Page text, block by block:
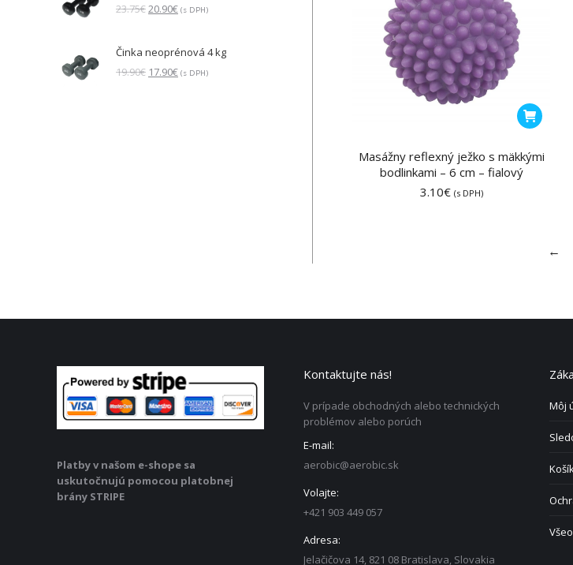
Masážny reflexný ježko s mäkkými
bodlinkami – 6 cm – fialový
3.10€ (s DPH)
←
23.75€ Pôvodná
23.75€.
20.90€Aktuálna
20.90€.
(s DPH)
Činka neoprénová 4 kg
19.90€ Pôvodná
17.90€Aktuálna
(s DPH)
Platby v našom e-shope sa
uskutočnujú pomocou platobnej
brány STRIPE
Kontaktujte nás!
V prípade obchodných alebo technických
problémov alebo porúch
E-mail:
aerobic@aerobic.sk
Volajte:
+421 903 449 057
Adresa:
Jelačičova 14, 821 08 Bratislava, Slovakia
Môj